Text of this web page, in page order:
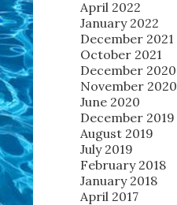
April 2022
January 2022
December 2021
October 2021
December 2020
November 2020
June 2020
December 2019
August 2019
July 2019
February 2018
January 2018
April 2017